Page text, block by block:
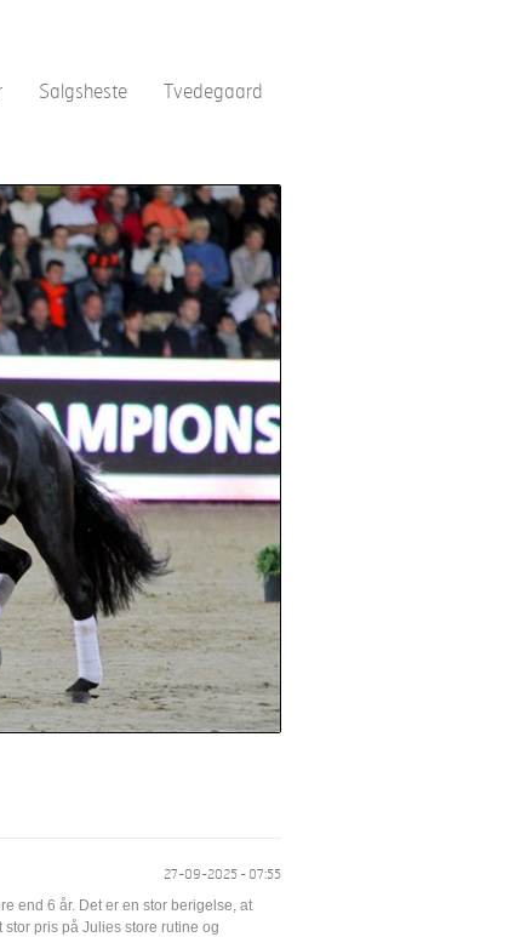
Salgsheste Tvedegaard
27-09-2025 - 07:55
end 6 år. Det er en stor berigelse, at
pris på Julies store rutine og